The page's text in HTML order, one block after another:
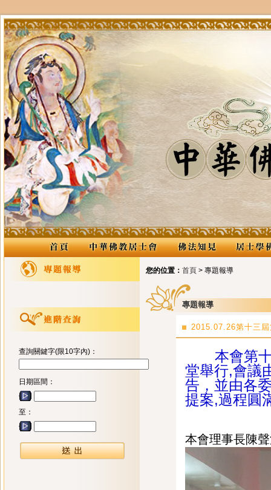
查詢關鍵字(限10字內)：
日期區間：
至：
您的位置： 首頁 > 專題報導
專題報導
2015.07.26第十三
本會第十
堂舉行,會議
告，並由各
提案,過程圓
本會理事長陳